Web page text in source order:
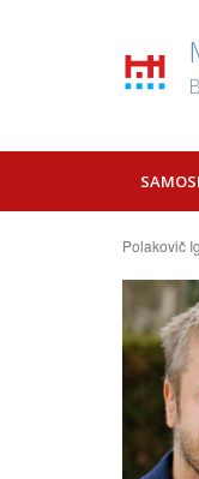
Polakovič